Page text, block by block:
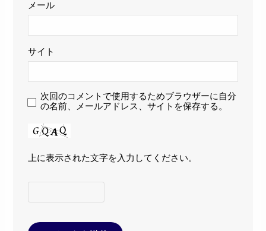
メール
サイト
次回のコメントで使用するためブラウザーに自分
の名前、メールアドレス、サイトを保存する。
上に表示された文字を入力してください。